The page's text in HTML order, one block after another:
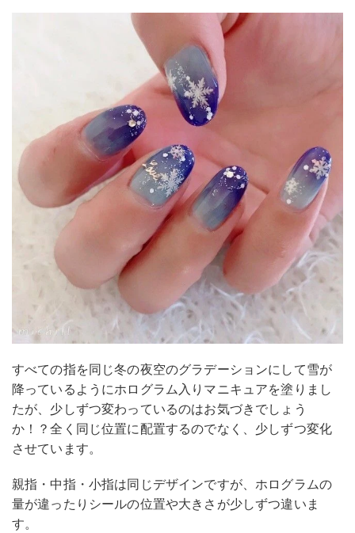
すべての指を同じ冬の夜空のグラデーションにして雪が
降っているようにホログラム入りマニキュアを塗りまし
たが、少しずつ変わっているのはお気づきでしょう
か！？全く同じ位置に配置するのでなく、少しずつ変化
させています。
親指・中指・小指は同じデザインですが、ホログラムの
量が違ったりシールの位置や大きさが少しずつ違いま
す。